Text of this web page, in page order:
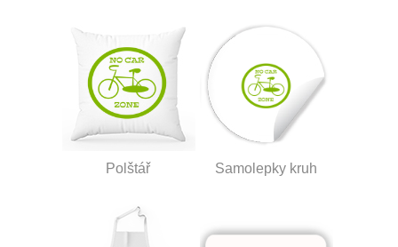
Polštář Samolepky kruh